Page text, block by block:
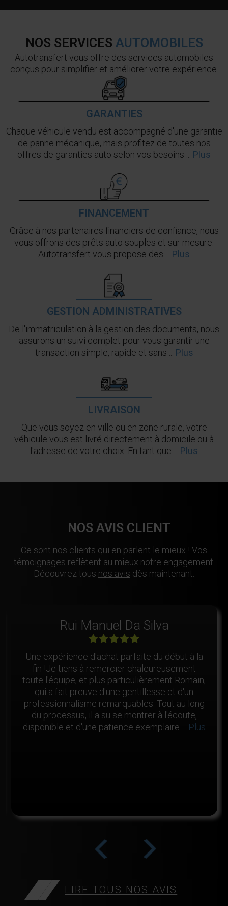
NOS SERVICES AUTOMOBILES
Autotransfert vous offre des services automobiles
conçus pour simplifier et améliorer votre expérience.
GARANTIES
Chaque véhicule vendu est accompagné d'une garantie
de panne mécanique, mais profitez de toutes nos
offres de garanties auto selon vos besoins ... Plus
FINANCEMENT
Grâce à nos partenaires financiers de confiance, nous
vous offrons des prêts auto souples et sur mesure.
Autotransfert vous propose des ... Plus
GESTION ADMINISTRATIVES
De l'immatriculation à la gestion des documents, nous
assurons un suivi complet pour vous garantir une
transaction simple, rapide et sans ... Plus
LIVRAISON
Que vous soyez en ville ou en zone rurale, votre
véhicule vous est livré directement à domicile ou à
l'adresse de votre choix. En tant que ... Plus
NOS AVIS CLIENT
Ce sont nos clients qui en parlent le mieux ! Vos
témoignages reflètent au mieux notre engagement.
Découvrez tous nos avis dès maintenant.
<
Rui Manuel Da Silva
Une expérience d'achat parfaite du début à la
fin !Je tiens à remercier chaleureusement
toute l'équipe, et plus particulièrement Romain,
qui a fait preuve d'une gentillesse et d'un
professionnalisme remarquables. Tout au long
du processus, il a su se montrer à l'écoute,
disponible et d'une patience exemplaire ...
Plus
>
LIRE TOUS NOS AVIS